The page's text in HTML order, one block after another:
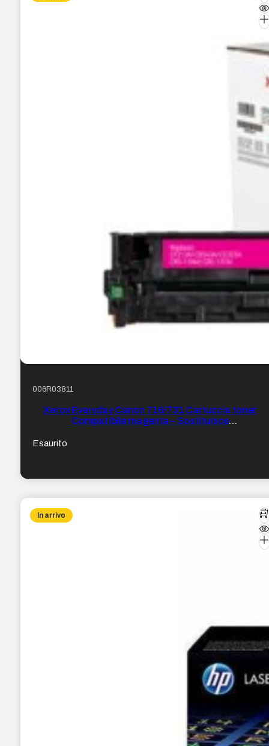
006R03811
Xerox Everyday Canon 716/731 Cartuccia toner
Compatibile magenta – Sostituisce
Esaurito
In arrivo